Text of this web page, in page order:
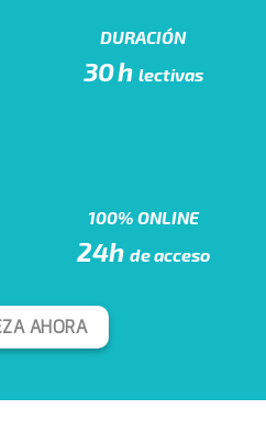
DURACIÓN
30h lectivas
100% ONLINE
24h de acceso
AHORA